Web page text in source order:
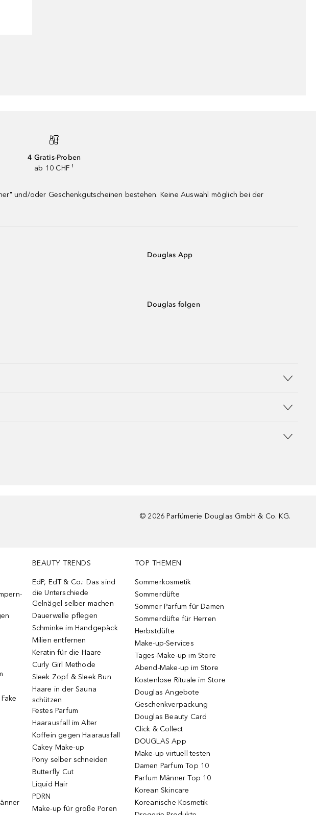
4 Gratis-Proben
ab 10 CHF ¹
und/oder Geschenkgutscheinen bestehen. Keine Auswahl möglich bei der
Douglas App
Douglas folgen
© 2026 Parfümerie Douglas GmbH & Co. KG.
BEAUTY TRENDS
EdP, EdT & Co.: Das sind
die Unterschiede
Gelnägel selber machen
Dauerwelle pflegen
Schminke im Handgepäck
Milien entfernen
Keratin für die Haare
Curly Girl Methode
Sleek Zopf & Sleek Bun
Haare in der Sauna
schützen
Festes Parfum
Haarausfall im Alter
Koffein gegen Haarausfall
Cakey Make-up
Pony selber schneiden
Butterfly Cut
Liquid Hair
PDRN
Make-up für große Poren
TOP THEMEN
Sommerkosmetik
Sommerdüfte
Sommer Parfum für Damen
Sommerdüfte für Herren
Herbstdüfte
Make-up-Services
Tages-Make-up im Store
Abend-Make-up im Store
Kostenlose Rituale im Store
Douglas Angebote
Geschenkverpackung
Douglas Beauty Card
Click & Collect
DOUGLAS App
Make-up virtuell testen
Damen Parfum Top 10
Parfum Männer Top 10
Korean Skincare
Koreanische Kosmetik